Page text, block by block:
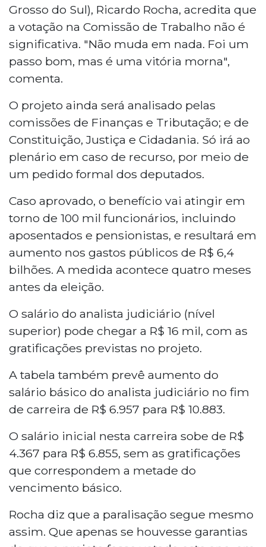
Grosso do Sul), Ricardo Rocha, acredita que
a votação na Comissão de Trabalho não é
significativa. "Não muda em nada. Foi um
passo bom, mas é uma vitória morna",
comenta.
O projeto ainda será analisado pelas
comissões de Finanças e Tributação; e de
Constituição, Justiça e Cidadania. Só irá ao
plenário em caso de recurso, por meio de
um pedido formal dos deputados.
Caso aprovado, o benefício vai atingir em
torno de 100 mil funcionários, incluindo
aposentados e pensionistas, e resultará em
aumento nos gastos públicos de R$ 6,4
bilhões. A medida acontece quatro meses
antes da eleição.
O salário do analista judiciário (nível
superior) pode chegar a R$ 16 mil, com as
gratificações previstas no projeto.
A tabela também prevê aumento do
salário básico do analista judiciário no fim
de carreira de R$ 6.957 para R$ 10.883.
O salário inicial nesta carreira sobe de R$
4.367 para R$ 6.855, sem as gratificações
que correspondem a metade do
vencimento básico.
Rocha diz que a paralisação segue mesmo
assim. Que apenas se houvesse garantias